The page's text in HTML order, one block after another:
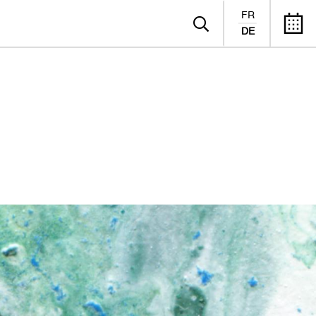
FR
DE